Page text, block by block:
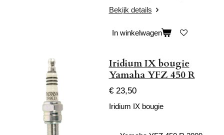
Bekijk details
In winkelwagen
Iridium IX bougie
Yamaha YFZ 450 R
€ 23,50
Iridium IX bougie